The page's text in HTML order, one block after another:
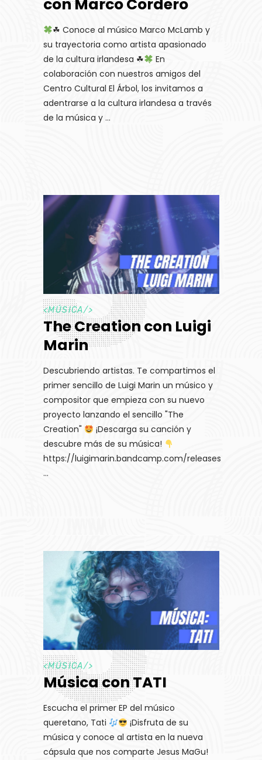
con Marco Cordero
☘ Conoce al músico Marco McLamb y
su trayectoria como artista apasionado
de la cultura irlandesa ☘
En
colaboración con nuestros amigos del
Centro Cultural El Árbol, los invitamos a
adentrarse a la cultura irlandesa a través
de la música y
<MÚSICA/>
The Creation con Luigi
Marin
Descubriendo artistas. Te compartimos el
primer sencillo de Luigi Marin un músico y
compositor que empieza con su nuevo
proyecto lanzando el sencillo "The
Creation"
¡Descarga su canción y
descubre más de su música!
https://luigimarin.bandcamp.com/releases
<MÚSICA/>
Música con TATI
Escucha el primer EP del músico
queretano, Tati
¡Disfruta de su
música y conoce al artista en la nueva
cápsula que nos comparte Jesus MaGu!